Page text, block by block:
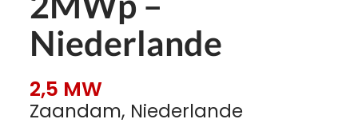
Niederlande
2,5 MW
Zaandam, Niederlande